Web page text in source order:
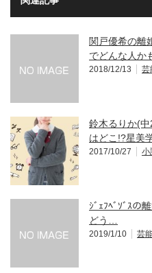
関戸優希の離
でどんな人か
2018/12/13 芸
鈴木るりか(
はどこ!?星美
2017/10/27 小
ｼﾞｪﾌﾍﾞｿﾞｽの
どう…
2019/1/10 芸